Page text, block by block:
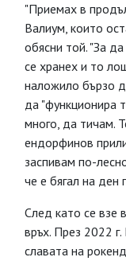
"Приемах в
Валиум, които
обясни той. "За
се хранех и то
наложило бързо
да "функционира
много, да тичам.
ендорфинов
заспивам по-
че е бягал на ден
След като се взе
връх. През 2022
славата на